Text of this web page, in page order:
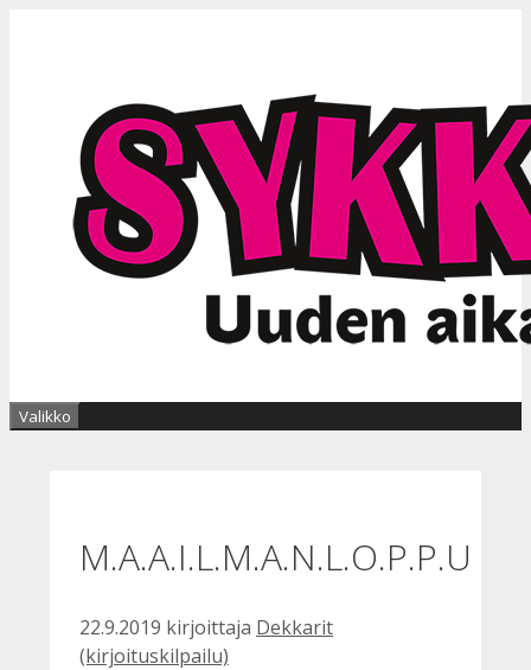
Valikko
M.A.A.I.L.M.A.N.L.O.P.P.U
22.9.2019 kirjoittaja Dekkarit
(kirjoituskilpailu)